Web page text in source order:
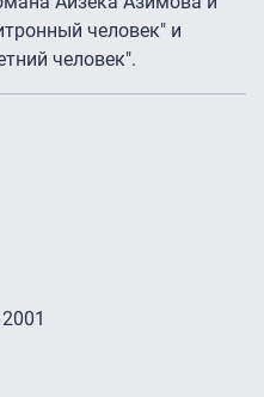
человек" и
человек".